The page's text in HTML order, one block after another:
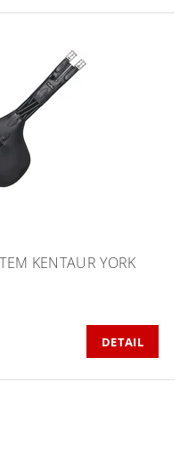
KENTAUR YORK
DETAIL